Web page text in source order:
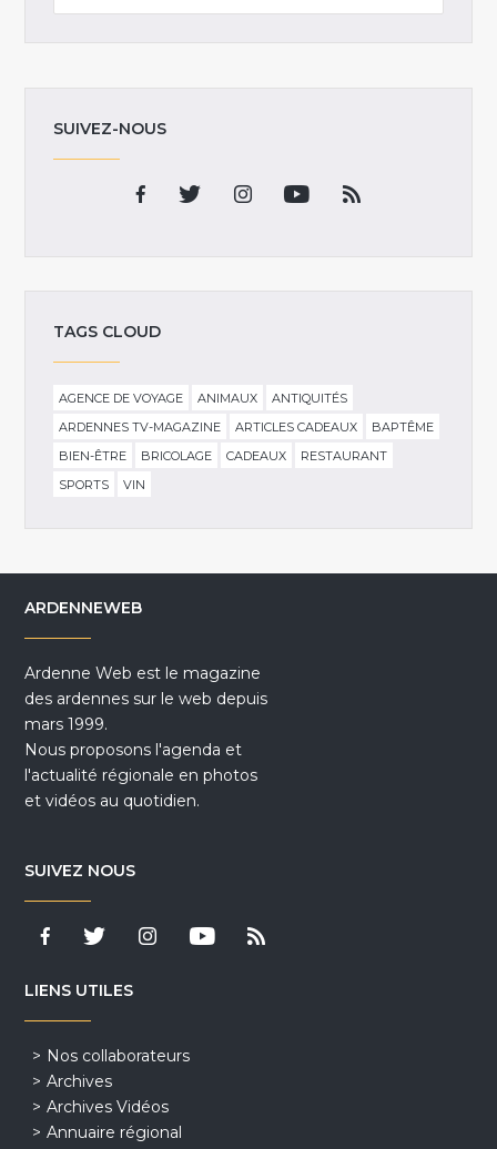
SUIVEZ-NOUS
TAGS CLOUD
AGENCE DE VOYAGE ANIMAUX
ANTIQUITÉS
ARDENNES TV-MAGAZINE
ARTICLES CADEAUX
BAPTÊME
BIEN-ÊTRE
BRICOLAGE CADEAUX
RESTAURANT
SPORTS
VIN
ARDENNEWEB
Ardenne Web est le magazine
des ardennes sur le web depuis
mars 1999.
Nous proposons l'agenda et
l'actualité régionale en photos
et vidéos au quotidien.
SUIVEZ NOUS
LIENS UTILES
Nos collaborateurs
Archives
Archives Vidéos
Annuaire régional